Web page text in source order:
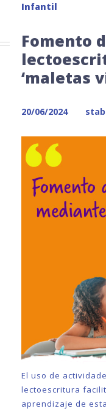
Infantil
Fomento
‘maletas
20/06/2024
El uso de
lectoescritura
aprendizaje de